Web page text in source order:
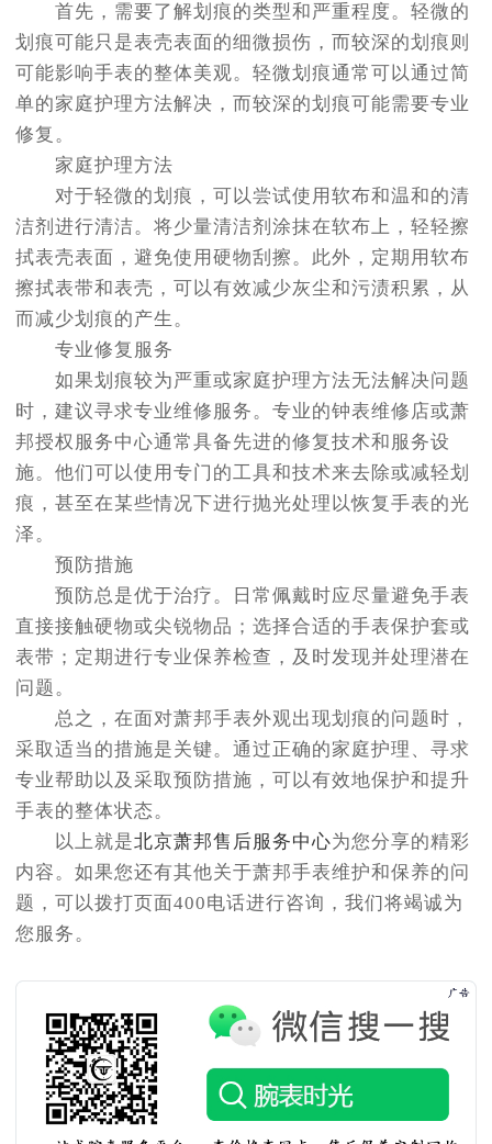
首先，需要了解划痕的类型和严重程度。轻微的
划痕可能只是表壳表面的细微损伤，而较深的划痕则
可能影响手表的整体美观。轻微划痕通常可以通过简
单的家庭护理方法解决，而较深的划痕可能需要专业
修复。
家庭护理方法
对于轻微的划痕，可以尝试使用软布和温和的清
洁剂进行清洁。将少量清洁剂涂抹在软布上，轻轻擦
拭表壳表面，避免使用硬物刮擦。此外，定期用软布
擦拭表带和表壳，可以有效减少灰尘和污渍积累，从
而减少划痕的产生。
专业修复服务
如果划痕较为严重或家庭护理方法无法解决问题
时，建议寻求专业维修服务。专业的钟表维修店或萧
邦授权服务中心通常具备先进的修复技术和服务设
施。他们可以使用专门的工具和技术来去除或减轻划
痕，甚至在某些情况下进行抛光处理以恢复手表的光
泽。
预防措施
预防总是优于治疗。日常佩戴时应尽量避免手表
直接接触硬物或尖锐物品；选择合适的手表保护套或
表带；定期进行专业保养检查，及时发现并处理潜在
问题。
总之，在面对萧邦手表外观出现划痕的问题时，
采取适当的措施是关键。通过正确的家庭护理、寻求
专业帮助以及采取预防措施，可以有效地保护和提升
手表的整体状态。
以上就是北京萧邦售后服务中心为您分享的精彩
内容。如果您还有其他关于萧邦手表维护和保养的问
题，可以拨打页面400电话进行咨询，我们将竭诚为
您服务。